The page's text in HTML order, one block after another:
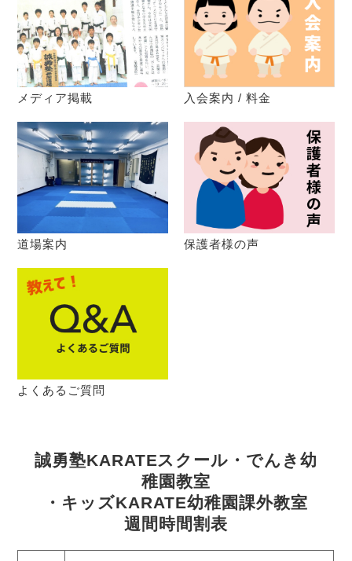
メディア掲載 入会案内 / 料金
道場案内 保護者様の声
よくあるご質問
誠勇塾KARATEスクール・でんき幼
稚園教室
・キッズKARATE幼稚園課外教室
週間時間割表